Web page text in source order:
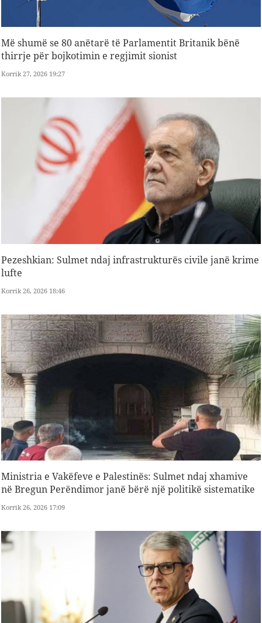
Më shumë se 80 anëtarë të Parlamentit Britanik bënë
thirrje për bojkotimin e regjimit sionist
Korrik 27, 2026 19:27
Pezeshkian: Sulmet ndaj infrastrukturës civile janë krime
lufte
Korrik 26, 2026 18:46
Ministria e Vakëfeve e Palestinës: Sulmet ndaj xhamive
në Bregun Perëndimor janë bërë një politikë sistematike
Korrik 26, 2026 17:09